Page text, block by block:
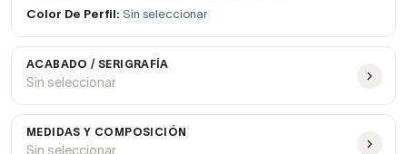
Color De Perfil: Sin seleccionar
ACABADO / SERIGRAFÍA
Sin seleccionar
MEDIDAS Y COMPOSICIÓN